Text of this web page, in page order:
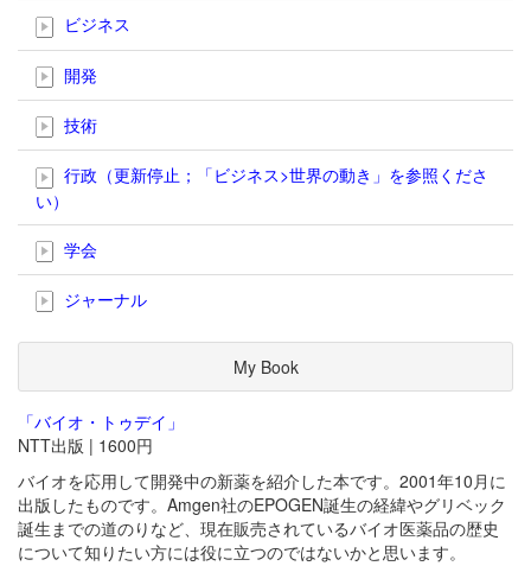
ビジネス
開発
技術
行政（更新停止；「ビジネス>世界の動き」を参照くださ
い）
学会
ジャーナル
My Book
「バイオ・トゥデイ」
NTT出版 | 1600円
バイオを応用して開発中の新薬を紹介した本です。2001年10月に
出版したものです。Amgen社のEPOGEN誕生の経緯やグリベック
誕生までの道のりなど、現在販売されているバイオ医薬品の歴史
について知りたい方には役に立つのではないかと思います。